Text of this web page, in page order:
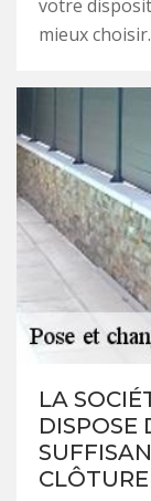
votre
mieux choisir.
LA
DISPOSE
CLÔTURE